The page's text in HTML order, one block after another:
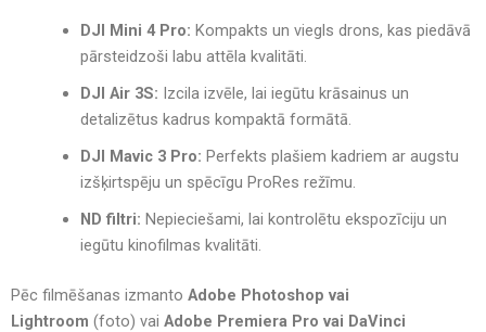
DJI Mini 4 Pro: Kompakts un viegls drons, kas piedāvā
pārsteidzoši labu attēla kvalitāti.
DJI Air 3S: Izcila izvēle, lai iegūtu krāsainus un
detalizētus kadrus kompaktā formātā.
DJI Mavic 3 Pro: Perfekts plašiem kadriem ar augstu
izšķirtspēju un spēcīgu ProRes režīmu.
ND filtri: Nepieciešami, lai kontrolētu ekspozīciju un
iegūtu kinofilmas kvalitāti.
Pēc filmēšanas izmanto Adobe Photoshop vai
Lightroom (foto) vai Adobe Premiera Pro vai DaVinci